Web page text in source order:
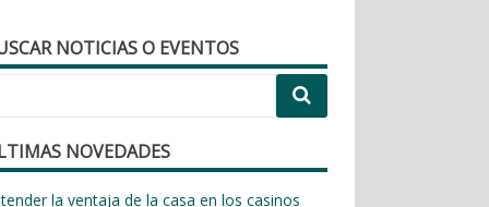
NOTICIAS O EVENTOS
NOVEDADES
la ventaja de la casa en los casinos